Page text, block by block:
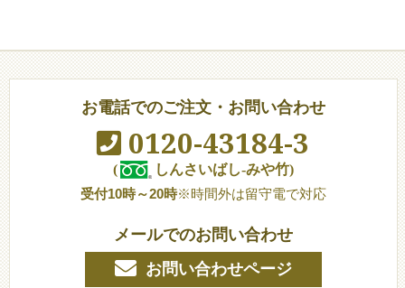
お電話でのご注文・お問い合わせ
0120-43184-3
(
しんさいばし-みや竹)
受付10時～20時※時間外は留守電で対応
メールでのお問い合わせ
お問い合わせページ